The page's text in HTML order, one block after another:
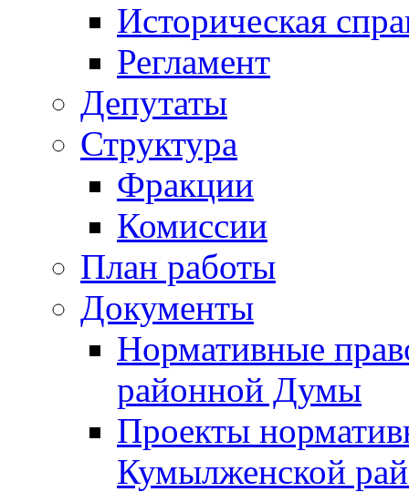
Историческая
Регламент
Депутаты
Структура
Фракции
Комиссии
План работы
Документы
Нормативные
районной Думы
Проекты
Кумылженской